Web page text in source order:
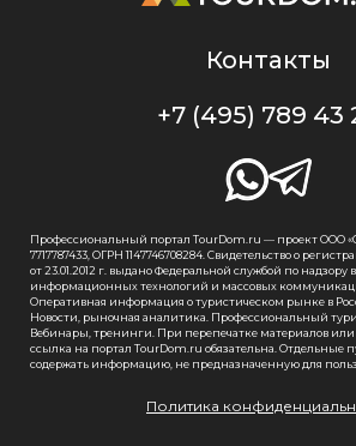
Контакты
+7 (495) 789 43
Профессиональный портал TourDom.ru — проект ООО
7717787433, ОГРН 1147746708284. Свидетельство о
от 23.01.2012 г. выдано Федеральной службой по надзору
информационных технологий и массовых
Оперативная информация о туристическом рынке в
Новости, рыночная аналитика. Профессиональный
Вебинары, тренинги. При перепечатке материалов
ссылка на портал TourDom.ru обязательна. Отдельные
содержать информацию, не предназначенную для
Политика